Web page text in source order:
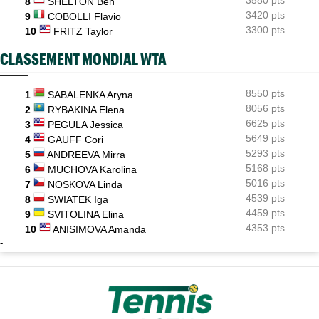
9
COBOLLI Flavio
3420 pts
10
FRITZ Taylor 3300 pts
CLASSEMENT MONDIAL WTA
1 SABALENKA Aryna
8550 pts
2
RYBAKINA Elena
8056 pts
3
PEGULA Jessica
6625 pts
4
GAUFF Cori
5649 pts
5
ANDREEVA Mirra
5293 pts
6
MUCHOVA Karolina
5168 pts
7
NOSKOVA Linda
5016 pts
8
SWIATEK Iga
4539 pts
9
SVITOLINA Elina
4459 pts
10
ANISIMOVA Amanda 4353 pts
-